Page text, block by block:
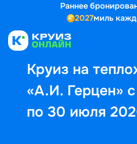
Раннее
2027миль
Круиз на
«А.И. Герцен»
по 30 июля
Выбор кают